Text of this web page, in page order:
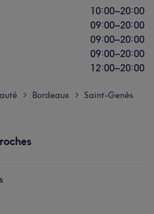
10:00–20:00
09:00–20:00
09:00–20:00
09:00–20:00
12:00–20:00
> Bordeaux > Saint-Genès